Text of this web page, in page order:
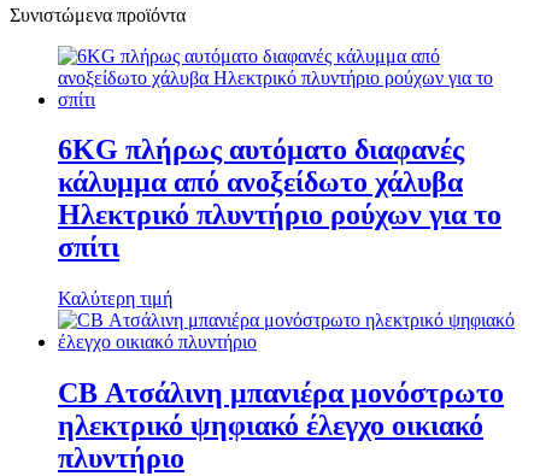
Συνιστώμενα προϊόντα
6KG πλήρως αυτόματο διαφανές
κάλυμμα από ανοξείδωτο χάλυβα
Ηλεκτρικό πλυντήριο ρούχων για το
σπίτι
Καλύτερη τιμή
CB Ατσάλινη μπανιέρα μονόστρωτο
ηλεκτρικό ψηφιακό έλεγχο οικιακό
πλυντήριο